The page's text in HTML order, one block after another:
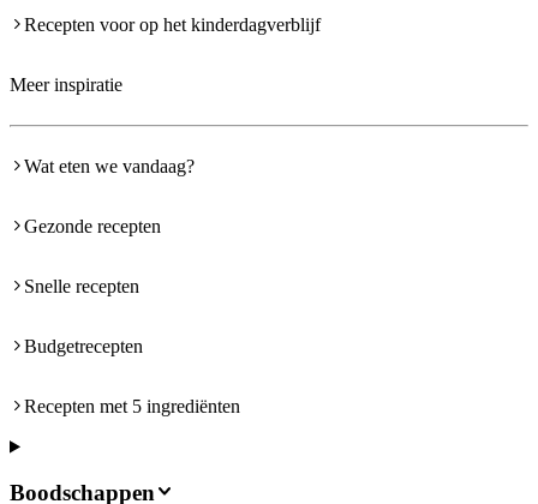
Recepten voor op het kinderdagverblijf
Meer inspiratie
Wat eten we vandaag?
Gezonde recepten
Snelle recepten
Budgetrecepten
Recepten met 5 ingrediënten
Boodschappen